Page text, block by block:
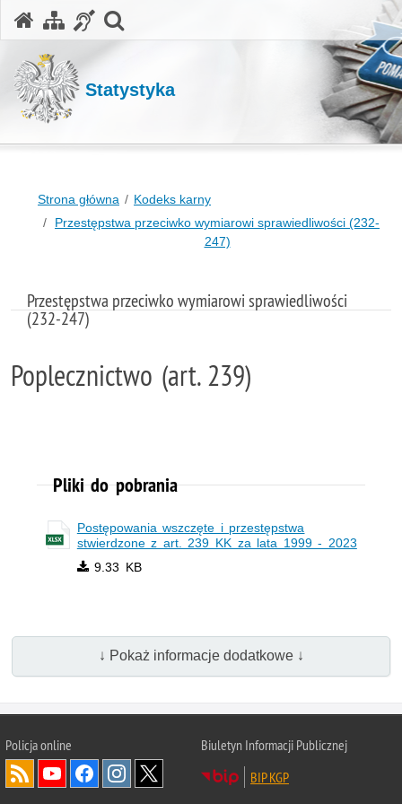
Statystyka
Strona główna
Kodeks karny
Przestępstwa przeciwko wymiarowi sprawiedliwości (232-
247)
Przestępstwa przeciwko wymiarowi sprawiedliwości
(232-247)
Poplecznictwo (art. 239)
Pliki do pobrania
Postępowania wszczęte i przestępstwa
stwierdzone z art. 239 KK za lata 1999 - 2023
9.33 KB
↓ Pokaż informacje dodatkowe ↓
Policjaonline
Biuletyn Informacji Publicznej
BIP KGP